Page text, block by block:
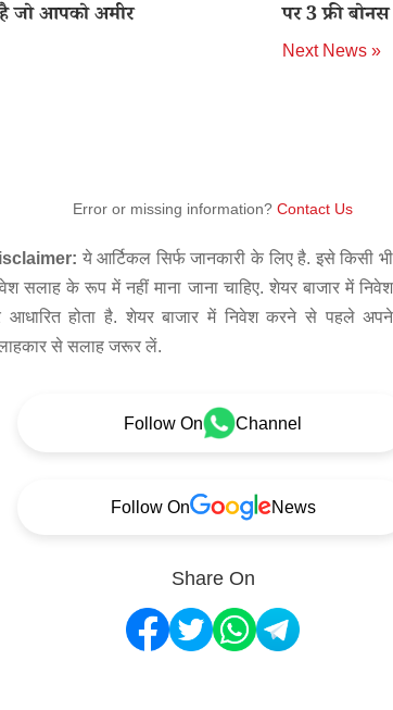
जो आपको अमीर
पर 3 फ्री
Next News »
Error or missing information? Contact Us
ये आर्टिकल सिर्फ जानकारी के लिए है. इसे किसी
सलाह के रूप में नहीं माना जाना चाहिए. शेयर बाजार में
आधारित होता है. शेयर बाजार में निवेश करने से पहले अपने
से सलाह जरूर लें.
Follow On Channel
Follow On News
Share On